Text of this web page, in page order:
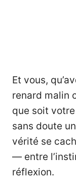
Et vous,
renard malin
que soit
sans doute
vérité se
— entre
réflexion.